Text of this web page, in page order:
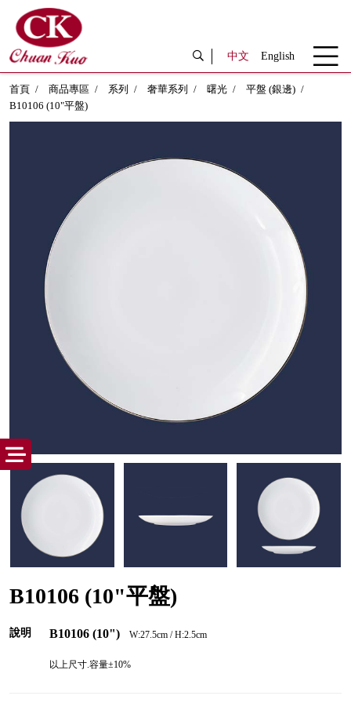
中文 English
首頁 商品專區 系列 奢華系列 曙光
平盤 (銀邊)
B10106 (10"平盤)
B10106 (10"平盤)
說明 B10106 (10") W:27.5cm / H:2.5cm
以上尺寸.容量±10%